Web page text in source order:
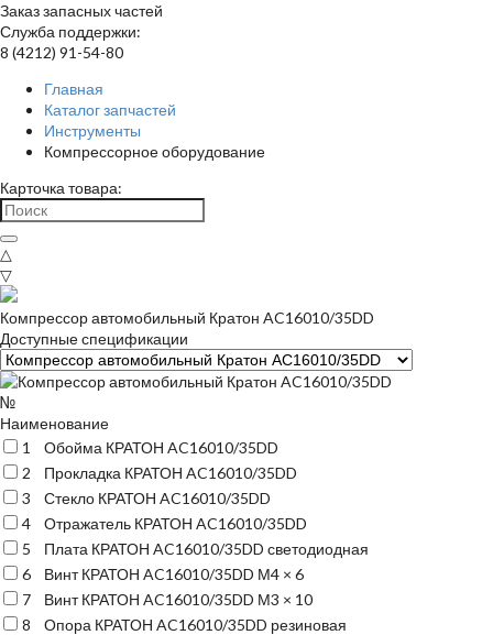
Заказ запасных частей
Служба поддержки:
8 (4212) 91-54-80
Главная
Каталог запчастей
Инструменты
Компрессорное оборудование
Карточка товара:
△
▽
Компрессор автомобильный Кратон AC16010/35DD
Доступные спецификации
№
Наименование
1
Обойма КРАТОН AC16010/35DD
2
Прокладка КРАТОН AC16010/35DD
3
Стекло КРАТОН AC16010/35DD
4
Отражатель КРАТОН AC16010/35DD
5
Плата КРАТОН AC16010/35DD светодиодная
6
Винт КРАТОН AC16010/35DD М4 × 6
7
Винт КРАТОН AC16010/35DD М3 × 10
8
Опора КРАТОН AC16010/35DD резиновая